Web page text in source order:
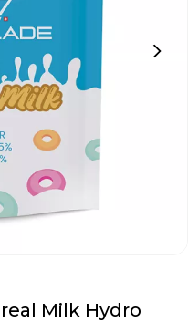
Milk Hydro